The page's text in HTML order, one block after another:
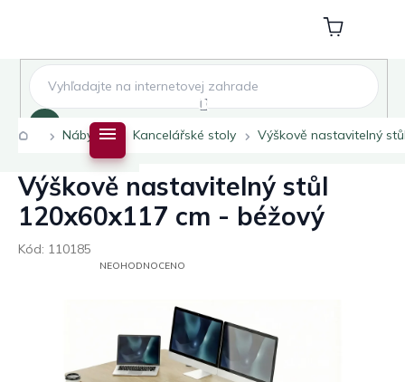
Nákupní
košík
DomůNábytek Kancelářské stoly Výškově nastavitelný
Výškově nastavitelný stůl
120x60x117 cm - béžový
Kód: 110185
PRŮMĚRNÉ
HVĚZDIČEK.
NEOHODNOCENO